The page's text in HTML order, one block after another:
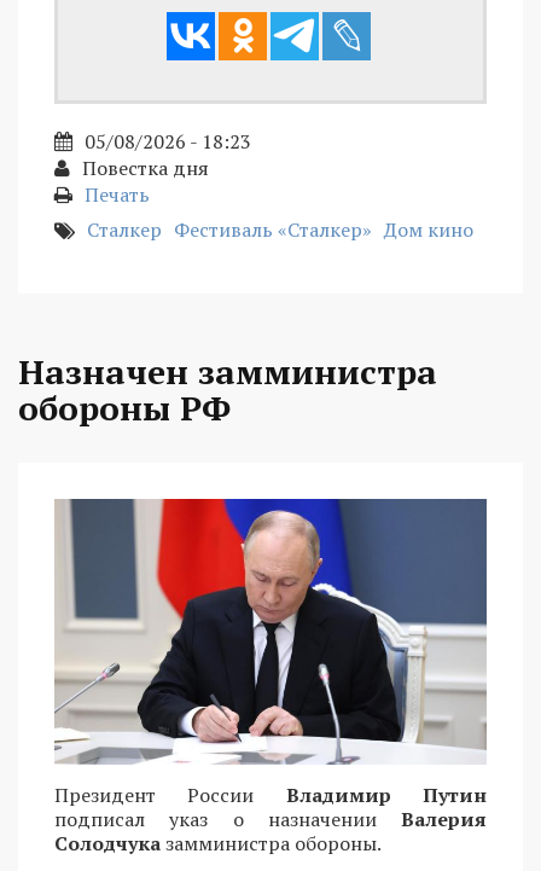
05/08/2026 - 18:23
Повестка дня
Печать
Сталкер Фестиваль «Сталкер» Дом кино
Назначен замминистра
обороны РФ
Президент России Владимир Путин
подписал указ о назначенииВалерия
Солодчуказамминистра обороны.